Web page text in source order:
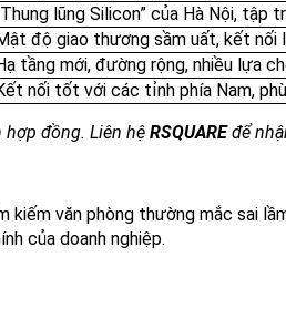
lũng Silicon” của Hà Nội,
độ giao thương sầm uất, kết nối
tầng mới, đường rộng, nhiều lựa
nối tốt với các tỉnh phía Nam,
đồng. Liên hệ RSQUAREđể
văn phòng thường mắc sai
của doanh nghiệp.